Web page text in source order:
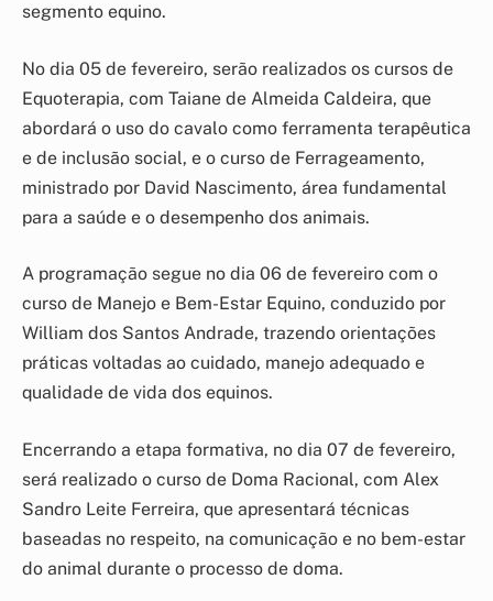
segmento equino.
No dia 05 de fevereiro, serão realizados os cursos de
Equoterapia, com Taiane de Almeida Caldeira, que
abordará o uso do cavalo como ferramenta terapêutica
e de inclusão social, e o curso de Ferrageamento,
ministrado por David Nascimento, área fundamental
para a saúde e o desempenho dos animais.
A programação segue no dia 06 de fevereiro com o
curso de Manejo e Bem-Estar Equino, conduzido por
William dos Santos Andrade, trazendo orientações
práticas voltadas ao cuidado, manejo adequado e
qualidade de vida dos equinos.
Encerrando a etapa formativa, no dia 07 de fevereiro,
será realizado o curso de Doma Racional, com Alex
Sandro Leite Ferreira, que apresentará técnicas
baseadas no respeito, na comunicação e no bem-estar
do animal durante o processo de doma.